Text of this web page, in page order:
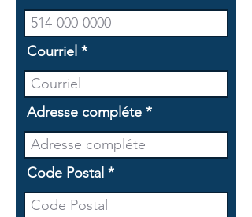
Courriel
Adresse compléte
Code Postal